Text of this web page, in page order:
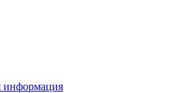
информация